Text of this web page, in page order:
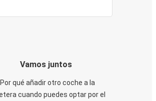
Vamos juntos
qué añadir otro coche a la
cuando puedes optar por el